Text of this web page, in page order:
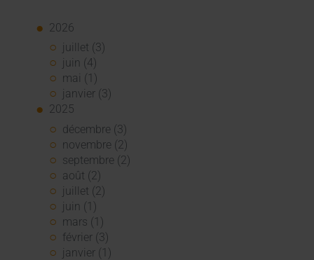
2026
juillet (3)
juin (4)
mai (1)
janvier (3)
2025
décembre (3)
novembre (2)
septembre (2)
août (2)
juillet (2)
juin (1)
mars (1)
février (3)
janvier (1)